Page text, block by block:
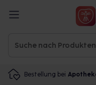
Bestellung bei